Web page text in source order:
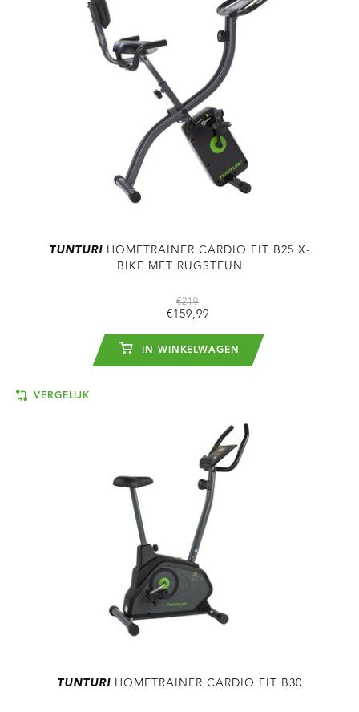
TUNTURIHOMETRAINER CARDIO FIT B25 X-
BIKE MET RUGSTEUN
€219
€159,99
IN WINKELWAGEN
VERGELIJK
TUNTURI HOMETRAINER CARDIO FIT B30